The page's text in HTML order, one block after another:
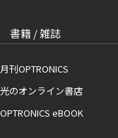
書籍 / 雑誌
月刊OPTRONICS
光のオンライン書店
OPTRONICS eBOOK